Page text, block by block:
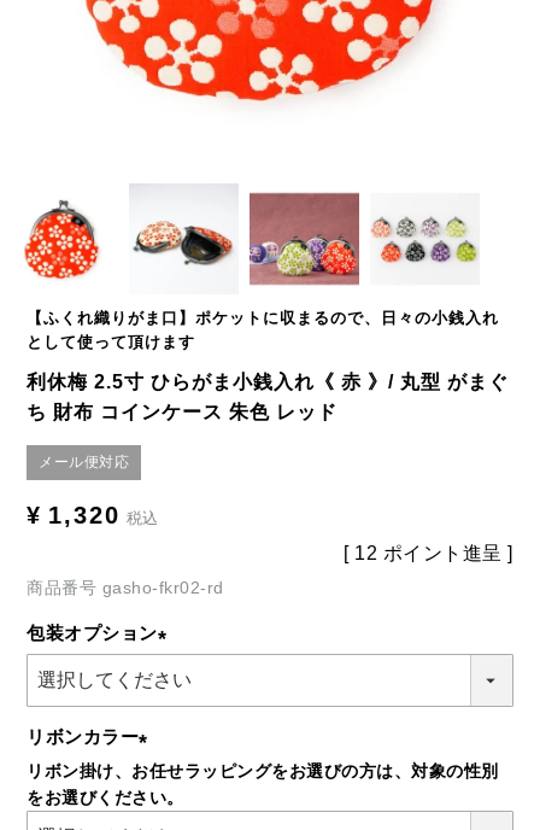
【ふくれ織りがま口】ポケットに収まるので、日々の小銭入れ
として使って頂けます
利休梅 2.5寸 ひらがま小銭入れ《 赤 》/ 丸型 がまぐ
ち 財布 コインケース 朱色 レッド
メール便対応
¥ 1,320 税込
[ 12 ポイント進呈 ]
商品番号 gasho-fkr02-rd
包装オプション
(必
リボンカラー
(必
須)
リボン掛け、お任せラッピングをお選びの方は、対象の性別
をお選びください。